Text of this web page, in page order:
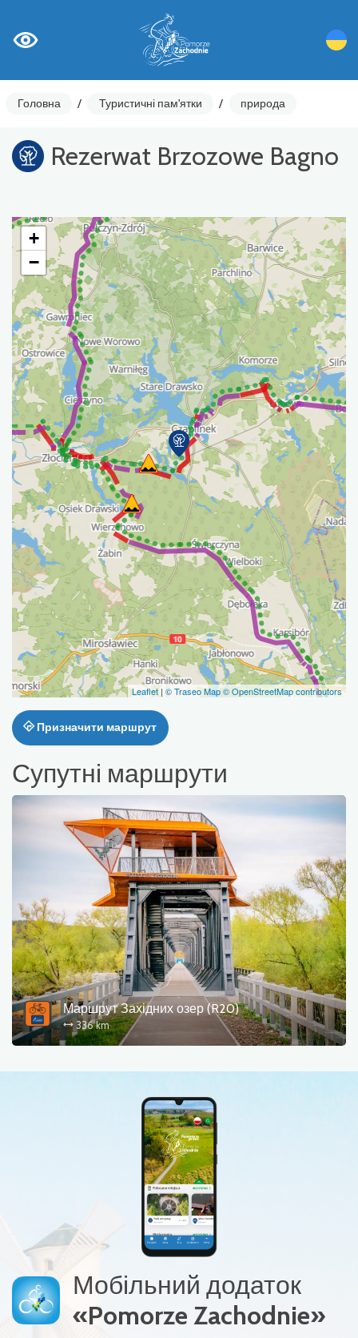
Головна / Туристичні пам'ятки / природа
Rezerwat Brzozowe Bagno
+
−
Leaflet | © Traseo Map© OpenStreetMap contributors
Призначити маршрут
Супутні маршрути
Маршрут Західних озер (R20)
336 km
Мобільний додаток
«Pomorze Zachodnie»